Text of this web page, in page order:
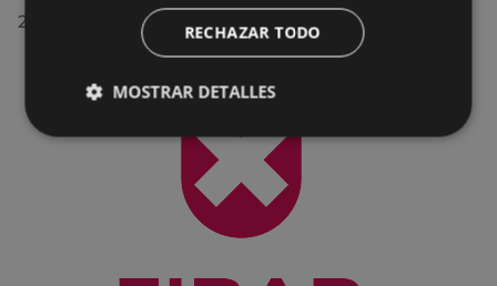
28/07/2026 RECHAZAR TODO
MOSTRAR DETALLES